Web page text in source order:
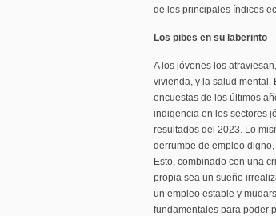
de los principales índices
Los pibes en su laberinto
A los jóvenes los
vivienda, y la salud mental.
encuestas de los últimos
indigencia en los sectores
resultados del 2023. Lo
derrumbe de empleo
Esto, combinado con una
propia sea un sueño
un empleo estable y
fundamentales para poder